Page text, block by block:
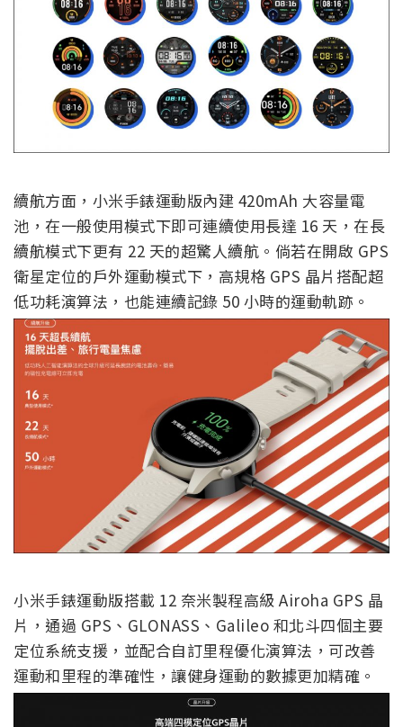
續航方面，小米手錶運動版內建 420mAh 大容量電
池，在一般使用模式下即可連續使用長達 16 天，在長
續航模式下更有 22 天的超驚人續航。倘若在開啟 GPS
衛星定位的戶外運動模式下，高規格 GPS 晶片搭配超
低功耗演算法，也能連續記錄 50 小時的運動軌跡。
小米手錶運動版搭載 12 奈米製程高級 Airoha GPS 晶
片，通過 GPS、GLONASS、Galileo 和北斗四個主要
定位系統支援，並配合自訂里程優化演算法，可改善
運動和里程的準確性，讓健身運動的數據更加精確。